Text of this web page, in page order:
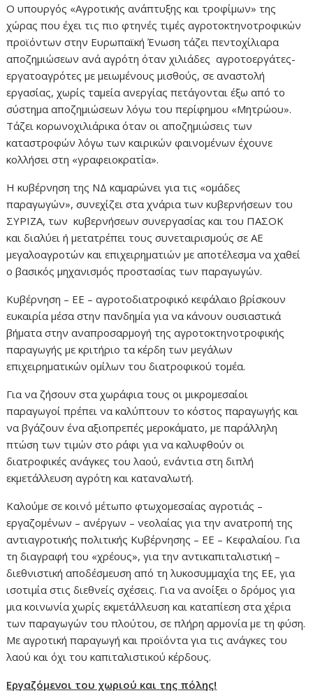
Ο υπουργός «Αγροτικής ανάπτυξης και τροφίμων» της
χώρας που έχει τις πιο φτηνές τιμές αγροτοκτηνοτροφικών
προϊόντων στην Ευρωπαϊκή Ένωση τάζει πεντοχίλιαρα
αποζημιώσεων ανά αγρότη όταν χιλιάδες αγροτοεργάτες-
εργατοαγρότες με μειωμένους μισθούς, σε αναστολή
εργασίας, χωρίς ταμεία ανεργίας πετάγονται έξω από το
σύστημα αποζημιώσεων λόγω του περίφημου «Μητρώου».
Τάζει κορωνοχιλιάρικα όταν οι αποζημιώσεις των
καταστροφών λόγω των καιρικών φαινομένων έχουνε
κολλήσει στη «γραφειοκρατία».
Η κυβέρνηση της ΝΔ καμαρώνει για τις «ομάδες
παραγωγών», συνεχίζει στα χνάρια των κυβερνήσεων του
ΣΥΡΙΖΑ, των κυβερνήσεων συνεργασίας και του ΠΑΣΟΚ
και διαλύει ή μετατρέπει τους συνεταιρισμούς σε ΑΕ
μεγαλοαγροτών και επιχειρηματιών με αποτέλεσμα να χαθεί
ο βασικός μηχανισμός προστασίας των παραγωγών.
Κυβέρνηση – ΕΕ – αγροτοδιατροφικό κεφάλαιο βρίσκουν
ευκαιρία μέσα στην πανδημία για να κάνουν ουσιαστικά
βήματα στην αναπροσαρμογή της αγροτοκτηνοτροφικής
παραγωγής με κριτήριο τα κέρδη των μεγάλων
επιχειρηματικών ομίλων του διατροφικού τομέα.
Για να ζήσουν στα χωράφια τους οι μικρομεσαίοι
παραγωγοί πρέπει να καλύπτουν το κόστος παραγωγής και
να βγάζουν ένα αξιοπρεπές μεροκάματο, με παράλληλη
πτώση των τιμών στο ράφι για να καλυφθούν οι
διατροφικές ανάγκες του λαού, ενάντια στη διπλή
εκμετάλλευση αγρότη και καταναλωτή.
Καλούμε σε κοινό μέτωπο φτωχομεσαίας αγροτιάς –
εργαζομένων – ανέργων – νεολαίας για την ανατροπή της
αντιαγροτικής πολιτικής Κυβέρνησης – ΕΕ – Κεφαλαίου. Για
τη διαγραφή του «χρέους», για την αντικαπιταλιστική –
διεθνιστική αποδέσμευση από τη λυκοσυμμαχία της ΕΕ, για
ισοτιμία στις διεθνείς σχέσεις. Για να ανοίξει ο δρόμος για
μια κοινωνία χωρίς εκμετάλλευση και καταπίεση στα χέρια
των παραγωγών του πλούτου, σε πλήρη αρμονία με τη φύση.
Με αγροτική παραγωγή και προϊόντα για τις ανάγκες του
λαού και όχι του καπιταλιστικού κέρδους.
Εργαζόμενοι του χωριού και της πόλης!